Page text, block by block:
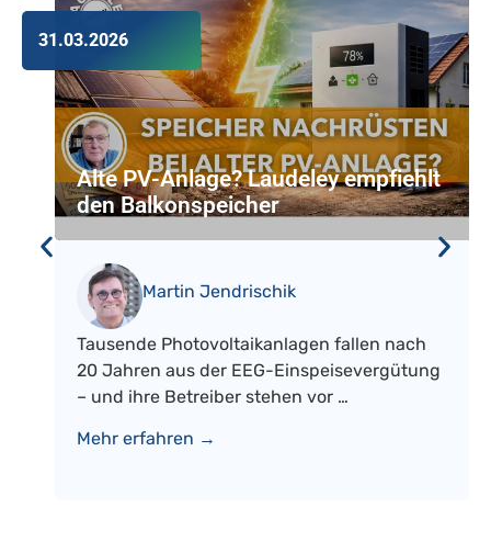
Alte PV-Anlage? Laudeley empfiehlt
den Balkonspeicher
Martin Jendrischik
Tausende Photovoltaikanlagen fallen nach
20 Jahren aus der EEG-Einspeisevergütung
– und ihre Betreiber stehen vor …
Mehr erfahren →
31.03.2026